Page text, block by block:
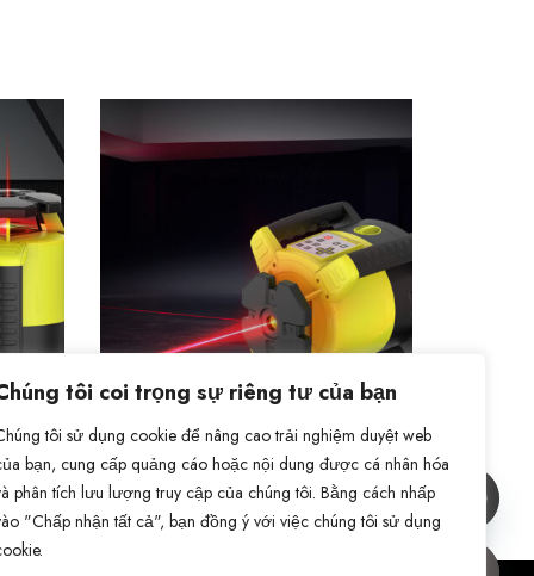
tôi coi trọng sự riêng tư của bạn
tôi sử dụng cookie để nâng cao trải nghiệm duyệt web
bạn, cung cấp quảng cáo hoặc nội dung được cá nhân hóa
phân tích lưu lượng truy cập của chúng tôi. Bằng cách nhấp
"Chấp nhận tất cả", bạn đồng ý với việc chúng tôi sử dụng
KRL-440
Laser quay KRL-440